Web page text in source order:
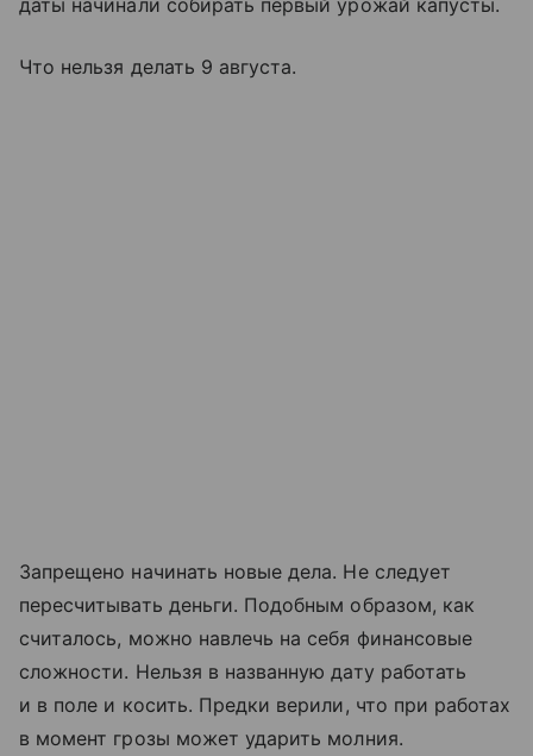
Что нельзя делать 9 августа.
Запрещено начинать новые дела. Не следует
пересчитывать деньги. Подобным образом, как
считалось, можно навлечь на себя финансовые
сложности. Нельзя в названную дату работать
и в поле и косить. Предки верили, что при работах
в момент грозы может ударить молния.